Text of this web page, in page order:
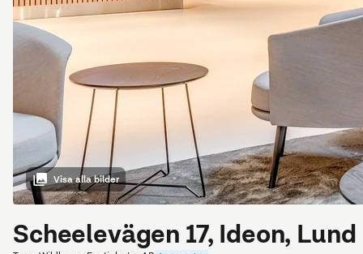
Visa alla bilder
Scheelevägen 17, Ideon, Lund